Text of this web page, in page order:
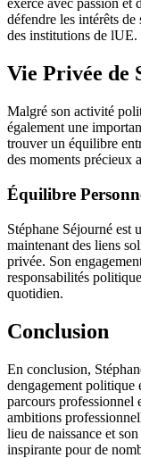
exerce avec passion et
défendre les intérêts de
des institutions de lUE.
Vie Privée de
Malgré son activité
également une
trouver un équilibre
des moments précieux
Équilibre
Stéphane Séjourné est
maintenant des liens
privée. Son
responsabilités
quotidien.
Conclusion
En conclusion,
dengagement politique
parcours professionnel
ambitions
lieu de naissance et
inspirante pour de